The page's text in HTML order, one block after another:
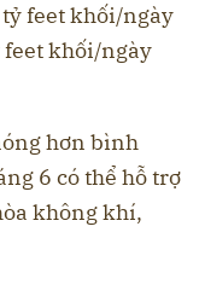
feet khối/ngày
feet khối/ngày
hơn bình
6 có thể hỗ trợ
không khí,